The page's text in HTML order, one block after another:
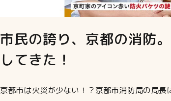
市民の誇り、京都の消防
してきた！
京都市は火災が少ない！？京都市消防局の局